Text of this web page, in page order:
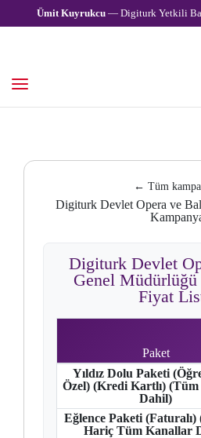
Ümit Kuyrukcu— Digiturk Yetkili
← Tüm
Digiturk Devlet Opera ve
Digiturk Devlet
Genel Müdürlüğü
Fiyat
Paket
Yıldız Dolu Paketi
Özel) (Kredi Kartlı)
Dahil)
Eğlence Paketi (Faturalı)
Hariç Tüm Kanallar